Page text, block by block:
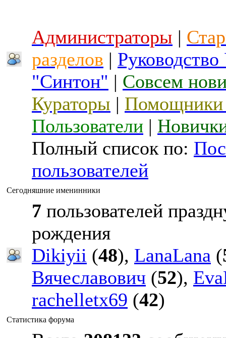
Администраторы |
разделов |
"Синтон" | Совсем
Кураторы | Помощники
Пользователи |
Полный список по:
пользователей
Сегодняшние именинники
7 пользователей
рождения
Dikiyii (48), LanaLana (
Вячеславович (52),
rachelletx69 (42)
Статистика форума